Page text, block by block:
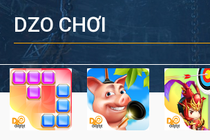
DZO CHƠI